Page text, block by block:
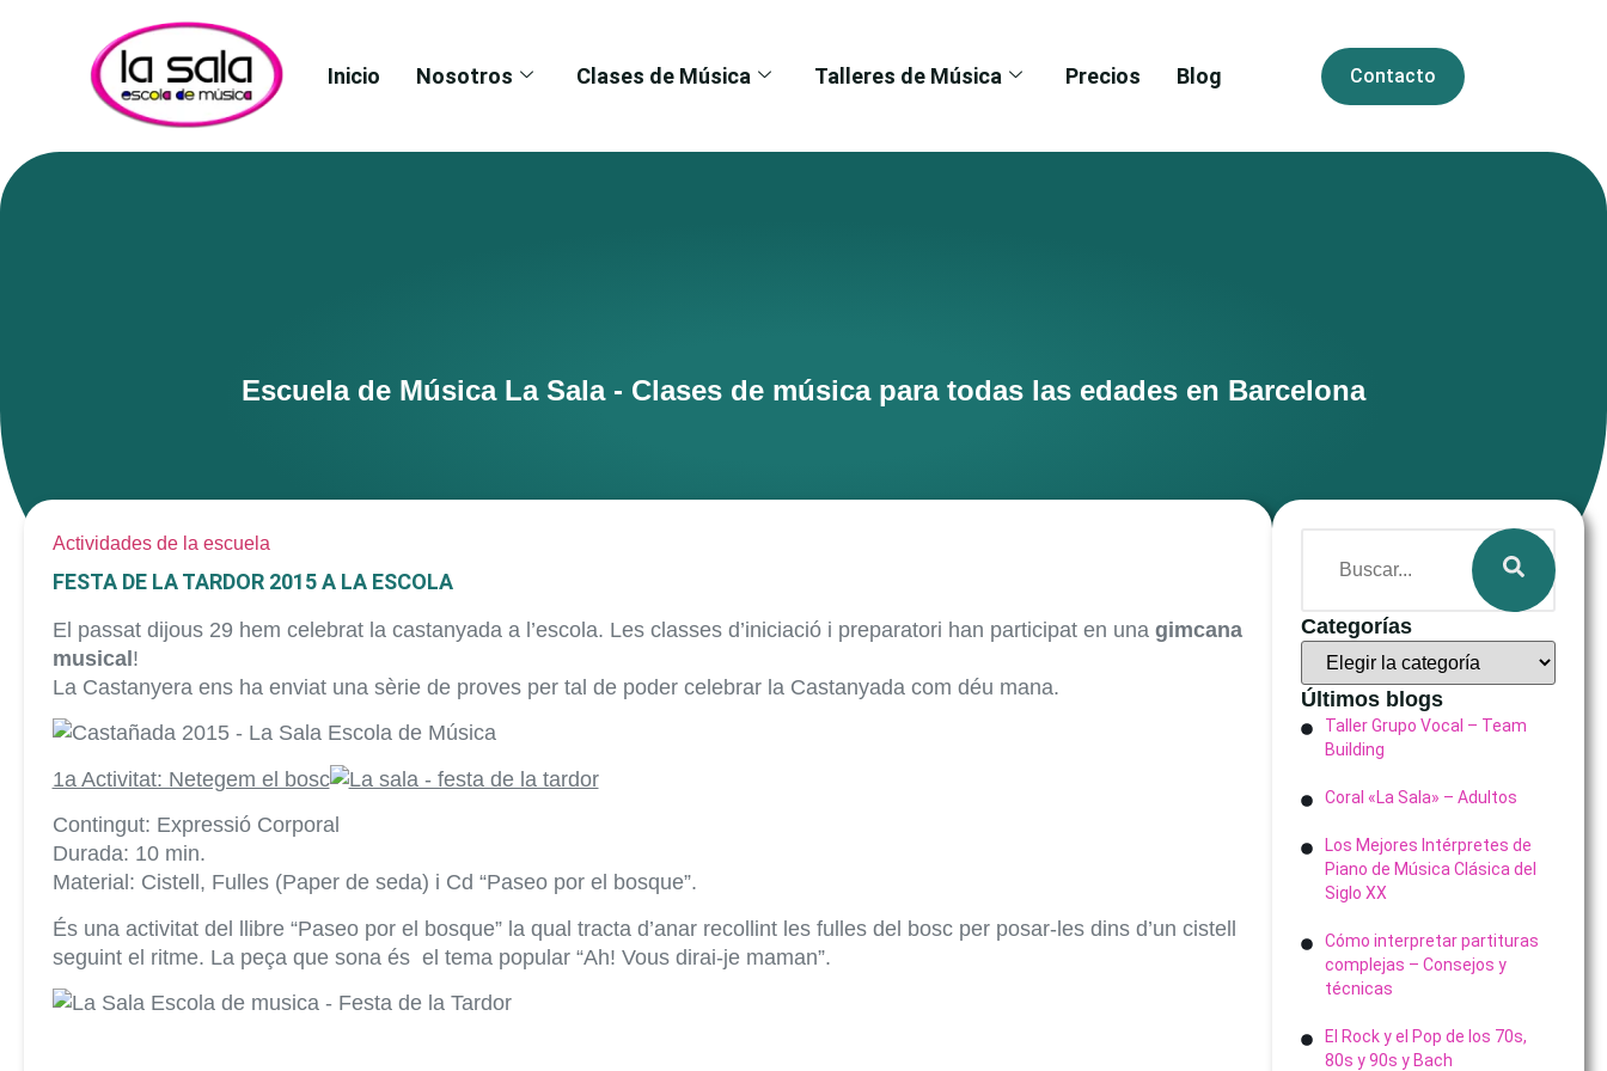
Inicio Nosotros Clases de Música Talleres de Música Precios Blog Contacto
Escuela de Música La Sala - Clases de música para todas las edades en Barcelona
Actividades de la escuela
FESTA DE LA TARDOR 2015 A LA ESCOLA
El passat dijous 29 hem celebrat la castanyada a l’escola. Les classes d’iniciació i preparatori han participat en una gimcana
musical !
La Castanyera ens ha enviat una sèrie de proves per tal de poder celebrar la Castanyada com déu mana.
1a Activitat: Netegem el bosc
Contingut: Expressió Corporal
Durada: 10 min.
Material: Cistell, Fulles (Paper de seda) i Cd “Paseo por el bosque”.
És una activitat del llibre “Paseo por el bosque” la qual tracta d’anar recollint les fulles del bosc per posar-les dins d’un cistell
seguint el ritme. La peça que sona és el tema popular “Ah! Vous dirai-je maman”.
Categorías
Últimos blogs
Taller Grupo Vocal – Team
Building
Coral «La Sala» – Adultos
Los Mejores Intérpretes de
Piano de Música Clásica del
Siglo XX
Cómo interpretar partituras
complejas – Consejos y
técnicas
El Rock y el Pop de los 70s,
80s y 90s y Bach